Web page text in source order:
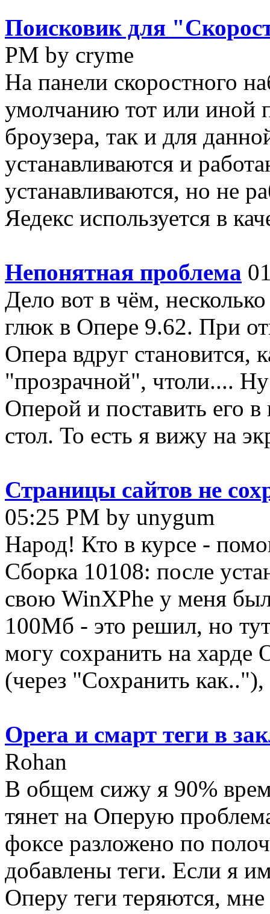
Поисковик для
PM by cryme
На панели скоростного
умолчанию тот или иной
броузера, так и для
устанавливаются и
устанавливаются, но не
Яедекс используется в
Непонятная проблема
Дело вот в чём,
глюк в Опере 9.62. При
Опера вдруг становится,
"прозрачной", чтоли....
Оперой и поставить его в
стол. То есть я вижу на
Страницы сайтов не
05:25 PM by unygum
Народ! Кто в курсе -
Сборка 10108: после
свою WinXPhe у меня
100Мб - это решил, но
могу сохранить на
(через "Сохранить
Opera и смарт теги в
Rohan
В общем сижу я 90%
тянет на Оперую
фоксе разложено по
добавлены теги. Если я
Оперу теги теряются,